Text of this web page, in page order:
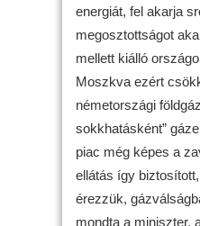
energiát, fel akarja
megosztottságot
mellett kiálló
Moszkva ezért
németországi
sokkhatásként”
piac még képes a
ellátás így
érezzük,
mondta a miniszter,